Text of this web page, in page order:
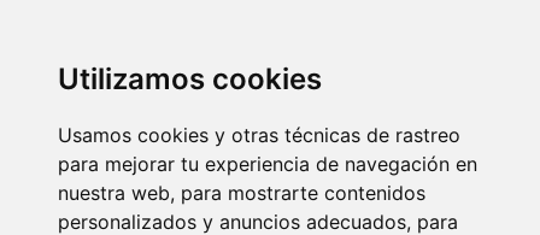
Utilizamos cookies
Usamos cookies y otras técnicas de rastreo
para mejorar tu experiencia de navegación en
nuestra web, para mostrarte contenidos
personalizados y anuncios adecuados, para
No eres invisible, nosotros
somos tu voz